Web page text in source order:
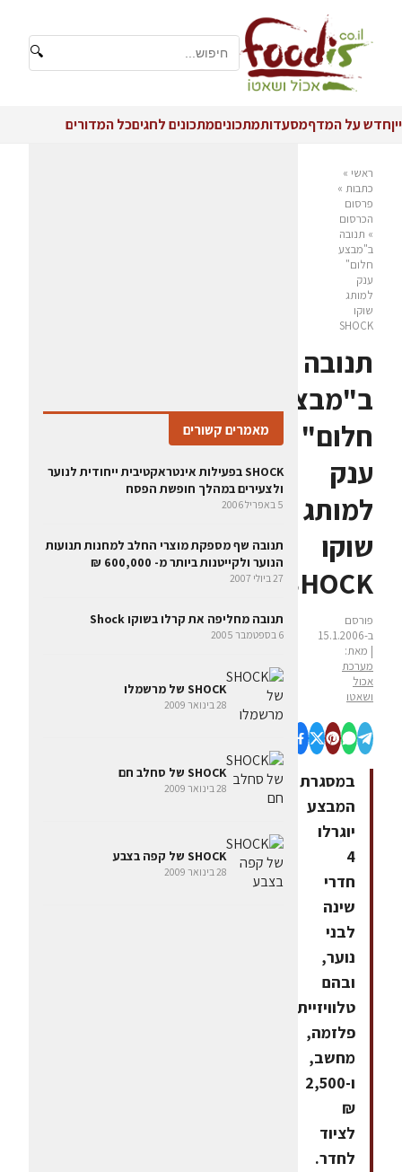
🔍
ייןחדש על המדףמסעדותמתכוניםמתכונים לחגיםכל המדורים
ראשי »
כתבות »
פרסום
הכרסום
» תנובה
ב"מבצע
חלום"
ענק
למותג
שוקו
SHOCK
תנובה
ב"מבצע
חלום"
ענק
למותג
שוקו
SHOCK
פורסם
ב-15.1.2006
| מאת:
מערכת
אכול
ושאטו
במסגרת
המבצע
יוגרלו
4
חדרי
שינה
לבני
נוער,
ובהם
טלוויזיית
פלזמה,
מחשב,
ו-2,500
₪
לציוד
לחדר.
מאמרים קשורים
SHOCK בפעילות אינטראקטיבית ייחודית לנוער
ולצעירים במהלך חופשת הפסח
5 באפריל 2006
תנובה שף מספקת מוצרי החלב למחנות תנועות
הנוער ולקייטנות ביותר מ- 600,000 ₪
27 ביולי 2007
תנובה מחליפה את קרלו בשוקו Shock
6 בספטמבר 2005
SHOCK של מרשמלו
28 בינואר 2009
SHOCK של סחלב חם
28 בינואר 2009
SHOCK של קפה בצבע
28 בינואר 2009